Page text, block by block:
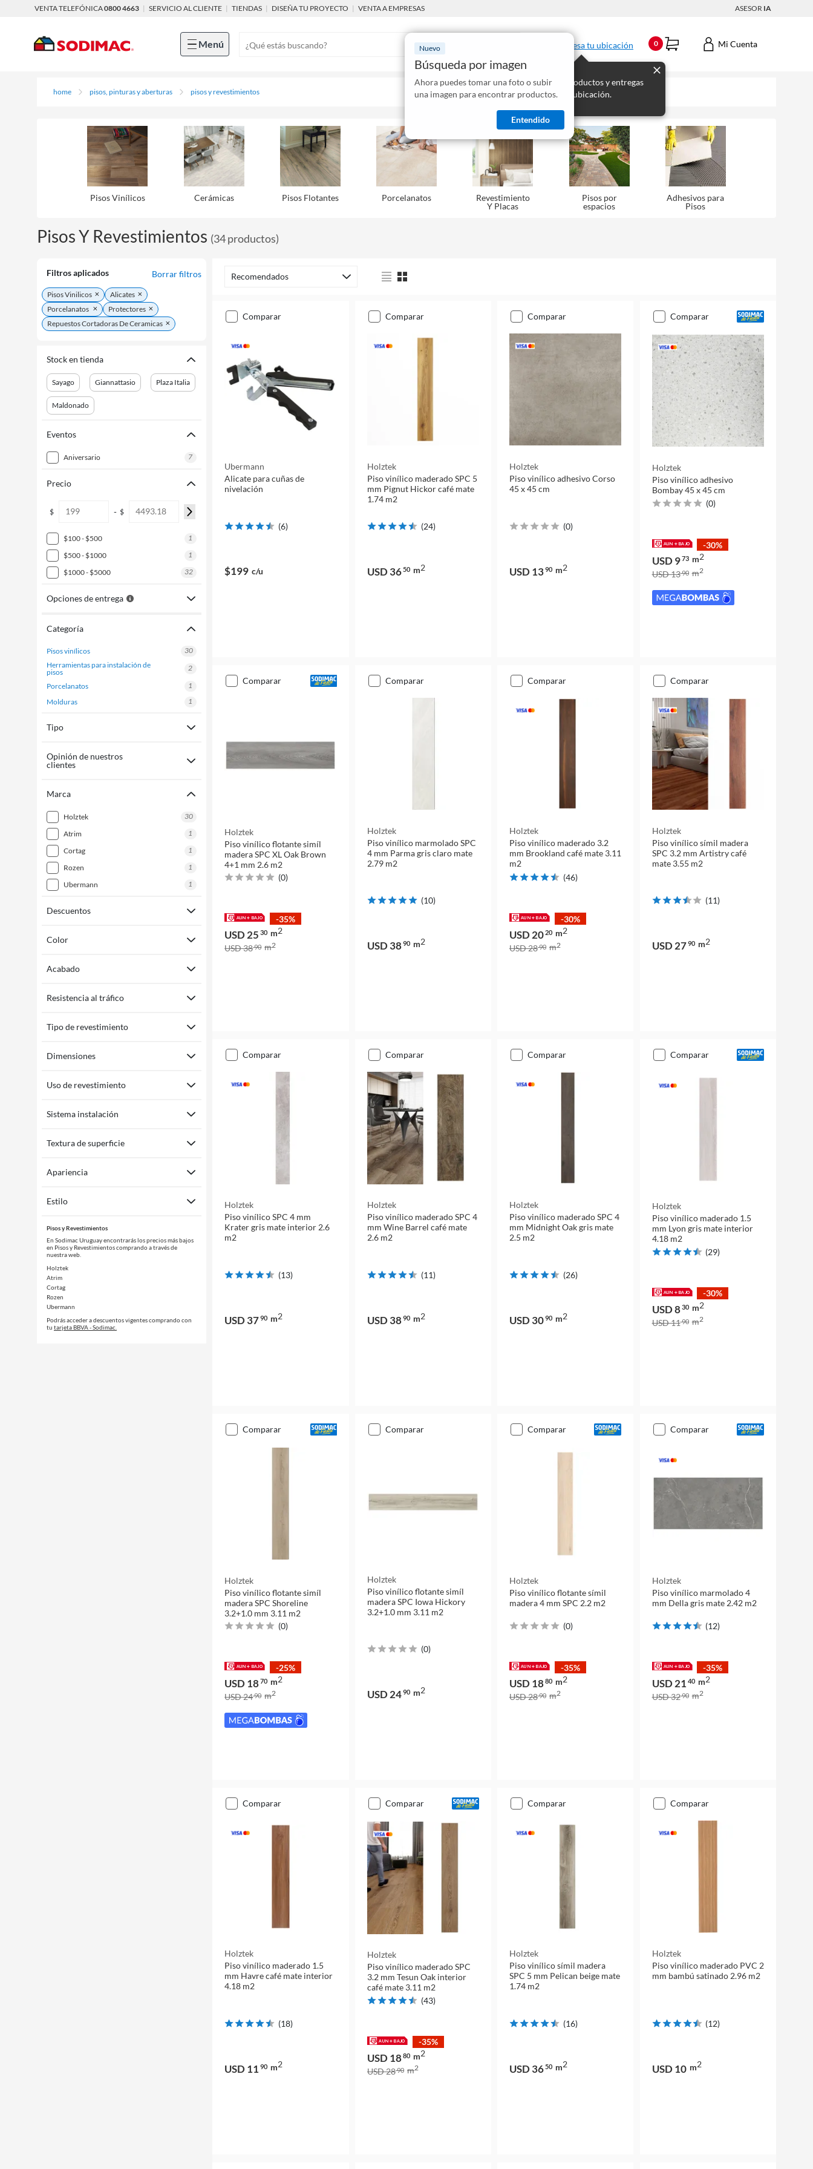
VENTA TELEFÓNICA0800 4663 | SERVICIO AL CLIENTE | TIENDAS | DISEÑA TU PROYECTO | VENTA A EMPRESAS ASESOR IA
Menú Nuevo
Búsqueda por imagen
Ahora puedes tomar una foto o subir
una imagen para encontrar productos.
Entendido
Ingresa tu ubicación
Mostraremos los productos y entregas
disponibles para tu ubicación.
0 Mi Cuenta
home pisos, pinturas y aberturas pisos y revestimientos
Pisos Viní­licos Cerámicas Pisos Flotantes Porcelanatos
Revestimiento
Y Placas
Pisos por
espacios
Adhesivos para
Pisos
Pisos Y Revestimientos (34productos)
Filtros aplicados Borrar filtros
Pisos Vinilicos
Alicates
Porcelanatos
Protectores
Repuestos Cortadoras De Ceramicas
Stock en tienda
Sayago Giannattasio Plaza Italia
Maldonado
Eventos
aniversario 7
Precio
$ - $
$100 - $500
1
$500 - $1000
1
$1000 - $5000
32
Opciones de entrega
Categoría
pisos vinílicos
30
herramientas para instalación de
pisos
2
porcelanatos
1
molduras
1
Tipo
Opinión de nuestros
clientes
Marca
holztek
30
atrim
1
cortag
1
rozen
1
ubermann
1
Descuentos
Color
Acabado
Resistencia al tráfico
Tipo de revestimiento
Dimensiones
Uso de revestimiento
Sistema instalación
Textura de superficie
Apariencia
Estilo
Pisos y Revestimientos
En Sodimac Uruguay encontrarás los precios más bajos
en Pisos y Revestimientos comprando a través de
nuestra web.
Holztek
Atrim
Cortag
Rozen
Ubermann
Podrás acceder a descuentos vigentes comprando con
tu tarjeta BBVA - Sodimac.
Recomendados
comparar
Ubermann
Alicate para cuñas de
nivelación
(6)
$199 c/u
comparar
Holztek
Piso vinílico maderado SPC 5
mm Pignut Hickor café mate
1.74 m2
(24)
USD 3650 m2
comparar
Holztek
Piso vinílico adhesivo Corso
45 x 45 cm
(0)
USD 1390 m2
comparar
Holztek
Piso vinílico adhesivo
Bombay 45 x 45 cm
(0)
-30%
USD 973 m2
USD 1390 m2
comparar
Holztek
Piso vinílico flotante simíl
madera SPC XL Oak Brown
4+1 mm 2.6 m2
(0)
-35%
USD 25 30 m2
USD 3890 m2
comparar
Holztek
Piso vinílico marmolado SPC
4 mm Parma gris claro mate
2.79 m2
(10)
USD 3890 m2
comparar
Holztek
Piso vinílico maderado 3.2
mm Brookland café mate 3.11
m2
(46)
-30%
USD 2020 m2
USD 2890 m2
comparar
Holztek
Piso vinílico símil madera
SPC 3.2 mm Artistry café
mate 3.55 m2
(11)
USD 2790 m2
comparar
Holztek
Piso vinílico SPC 4 mm
Krater gris mate interior 2.6
m2
(13)
USD 3790 m2
comparar
Holztek
Piso vinílico maderado SPC 4
mm Wine Barrel café mate
2.6 m2
(11)
USD 3890 m2
comparar
Holztek
Piso vinílico maderado SPC 4
mm Midnight Oak gris mate
2.5 m2
(26)
USD 3090 m2
comparar
Holztek
Piso vinílico maderado 1.5
mm Lyon gris mate interior
4.18 m2
(29)
-30%
USD 830 m2
USD 1190 m2
comparar
Holztek
Piso vinílico flotante simíl
madera SPC Shoreline
3.2+1.0 mm 3.11 m2
(0)
-25%
USD 1870 m2
USD 2490 m2
comparar
Holztek
Piso vinílico flotante simíl
madera SPC Iowa Hickory
3.2+1.0 mm 3.11 m2
(0)
USD 2490 m2
comparar
Holztek
Piso vinílico flotante símil
madera 4 mm SPC 2.2 m2
(0)
-35%
USD 1880 m2
USD 2890 m2
comparar
Holztek
Piso vinílico marmolado 4
mm Della gris mate 2.42 m2
(12)
-35%
USD 21 40 m2
USD 3290 m2
comparar
Holztek
Piso vinílico maderado 1.5
mm Havre café mate interior
4.18 m2
(18)
USD 11 90 m2
comparar
Holztek
Piso vinílico maderado SPC
3.2 mm Tesun Oak interior
café mate 3.11 m2
(43)
-35%
USD 1880 m2
USD 2890 m2
comparar
Holztek
Piso vinílico símil madera
SPC 5 mm Pelican beige mate
1.74 m2
(16)
USD 36 50 m2
comparar
Holztek
Piso vinílico maderado PVC 2
mm bambú satinado 2.96 m2
(12)
USD 10 m2